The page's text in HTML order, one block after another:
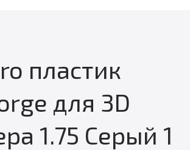
пластик
для 3D
1.75 Серый 1